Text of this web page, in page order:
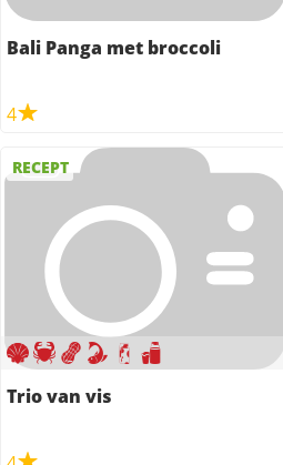
Bali Panga met broccoli
4
RECEPT
Trio van vis